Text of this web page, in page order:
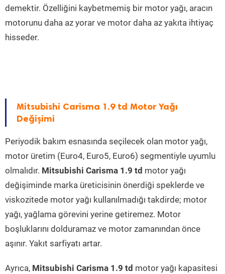
demektir. Özelliğini kaybetmemiş bir motor yağı, aracın
motorunu daha az yorar ve motor daha az yakıta ihtiyaç
hisseder.
Mitsubishi Carisma 1.9 td Motor Yağı
Değişimi
Periyodik bakım esnasında seçilecek olan motor yağı,
motor üretim (Euro4, Euro5, Euro6) segmentiyle uyumlu
olmalıdır. Mitsubishi Carisma 1.9 td motor yağı
değişiminde marka üreticisinin önerdiği speklerde ve
viskozitede motor yağı kullanılmadığı takdirde; motor
yağı, yağlama görevini yerine getiremez. Motor
boşluklarını dolduramaz ve motor zamanından önce
aşınır. Yakıt sarfiyatı artar.
Ayrıca, Mitsubishi Carisma 1.9 td motor yağı kapasitesi